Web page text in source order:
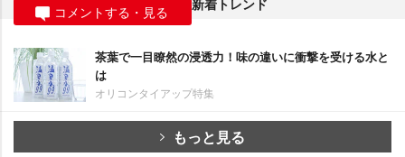
コメントする・見る
茶葉で一目瞭然の浸透力！味の違いに衝撃を受ける水と
は
オリコンタイアップ特集
もっと見る